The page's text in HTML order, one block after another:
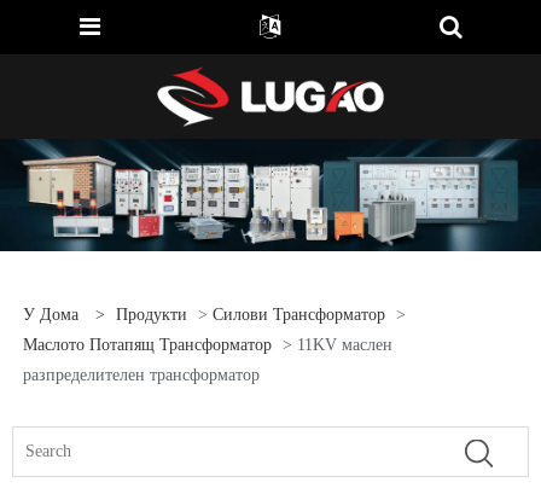
У Дома > Продукти > Силови Трансформатор
>
Маслото Потапящ Трансформатор
> 11KV маслен
разпределителен трансформатор